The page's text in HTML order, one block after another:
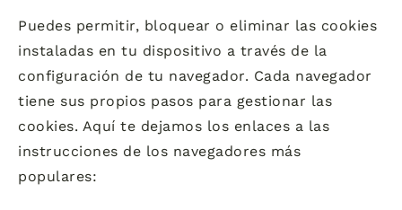
Puedes permitir, bloquear o eliminar las cookies
instaladas en tu dispositivo a través de la
configuración de tu navegador. Cada navegador
tiene sus propios pasos para gestionar las
cookies. Aquí te dejamos los enlaces a las
instrucciones de los navegadores más
populares: